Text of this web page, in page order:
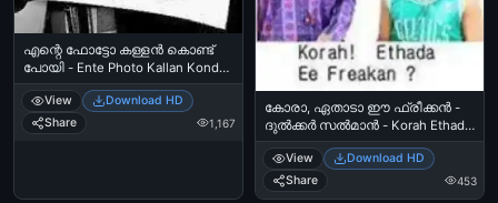
എന്റെ ഫോട്ടോ കള്ളന്‍ കൊണ്ട്
പോയി - Ente Photo Kallan Kondu
Poyi - Profile Picture Stolen
View
Download HD
Share
1,167
കോരാ, ഏതാടാ ഈ ഫ്രീക്കന്‍ -
ദുല്‍ക്കര്‍ സല്‍മാന്‍ - Korah Ethada
Ee Freakan - Dulkar Salman in
ABCDView
Download HD
Share
453